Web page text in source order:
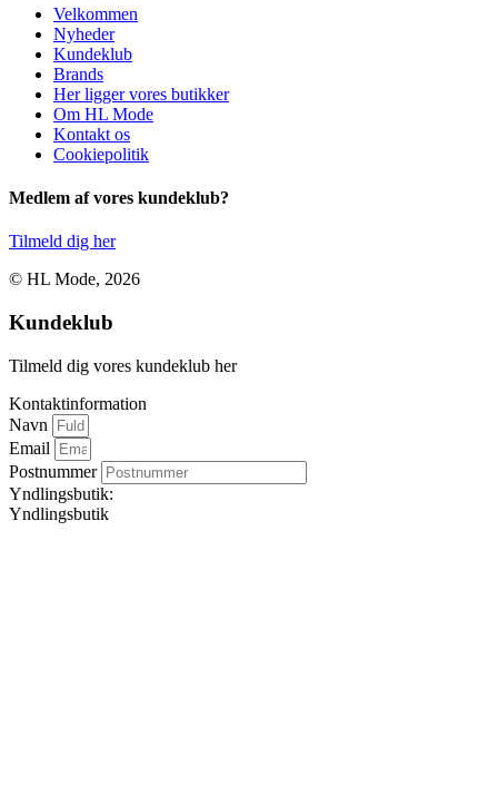
Velkommen
Nyheder
Kundeklub
Brands
Her ligger vores butikker
Om HL Mode
Kontakt os
Cookiepolitik
Medlem af vores kundeklub?
Tilmeld dig her
© HL Mode, 2026
Kundeklub
Tilmeld dig vores kundeklub her
Kontaktinformation
Navn
Email
Postnummer
Yndlingsbutik:
Yndlingsbutik